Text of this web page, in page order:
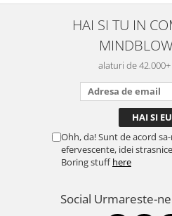
HAI SI TU IN
alaturi de
Ohh, da! Sunt de acord
efervescente, idei
Boring stuffhere
Social Urmareste-